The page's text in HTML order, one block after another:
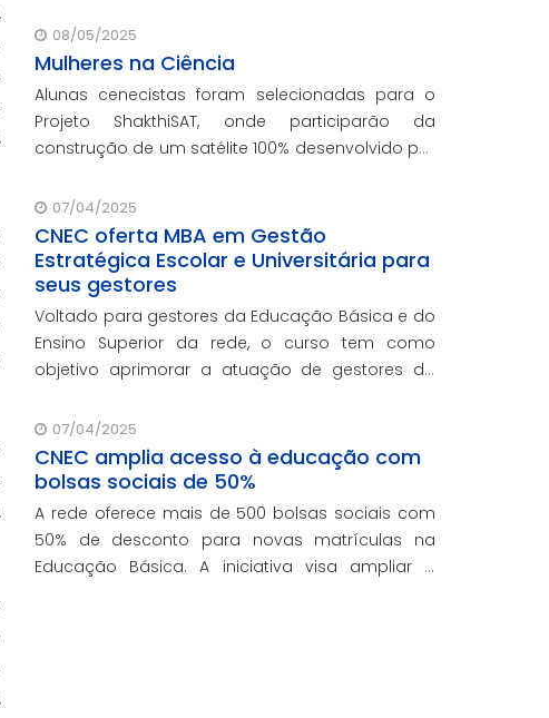
climáticas e na promoção da sustentabilidade.
08/05/2025
Mulheres na Ciência
Alunas cenecistas foram selecionadas para o
Projeto ShakthiSAT, onde participarão da
construção de um satélite 100% desenvolvido por
07/04/2025
CNEC oferta MBA em Gestão
Estratégica Escolar e Universitária para
seus gestores
Voltado para gestores da Educação Básica e do
Ensino Superior da rede, o curso tem como
objetivo aprimorar a atuação de gestores da
continuada em serviço da instituição, contando
com o oferecimento gratuito da Re
07/04/2025
CNEC amplia acesso à educação com
bolsas sociais de 50%
A rede oferece mais de 500 bolsas sociais com
50% de desconto para novas matrículas na
Educação Básica. A iniciativa visa ampliar o